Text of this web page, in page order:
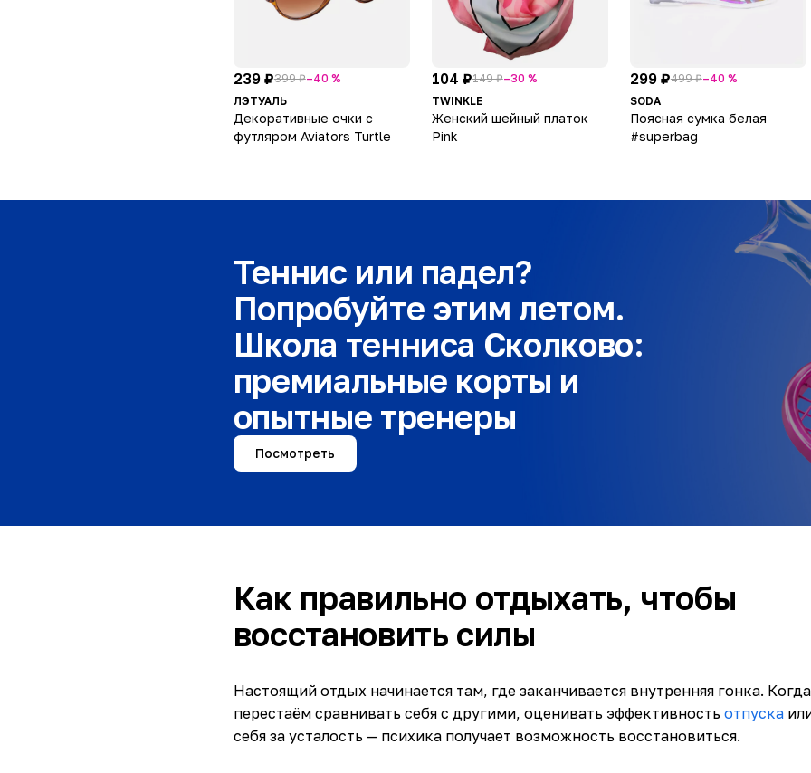
239 ₽399 ₽–40 %
ЛЭТУАЛЬ
Декоративные очки с
футляром Aviators Turtle
104 ₽149 ₽–30 %
TWINKLE
Женский шейный платок
Pink
299 ₽499 ₽–40 %
SODA
Поясная сумка белая
#superbag
Теннис или падел?
Попробуйте этим летом.
Школа тенниса Сколково:
премиальные корты и
опытные тренеры
Посмотреть
Как правильно отдыхать, чтобы
восстановить силы
Настоящий отдых начинается там, где заканчивается внутренняя гонка.
перестаём сравнивать себя с другими, оценивать эффективность отпуска
себя за усталость — психика получает возможность восстановиться.